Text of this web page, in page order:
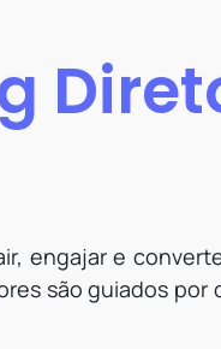
engajar e
são guiados por